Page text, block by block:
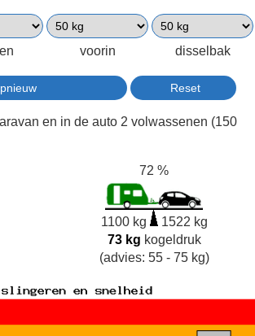
voorin disselbak
en in de auto 2 volwassenen (150
72 %
1100 kg
1522 kg
73 kg kogeldruk
(advies: 55 - 75 kg)